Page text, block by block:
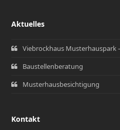
Aktuelles
Viebrockhaus Musterhauspark
Baustellenberatung
Musterhausbesichtigung
Kontakt